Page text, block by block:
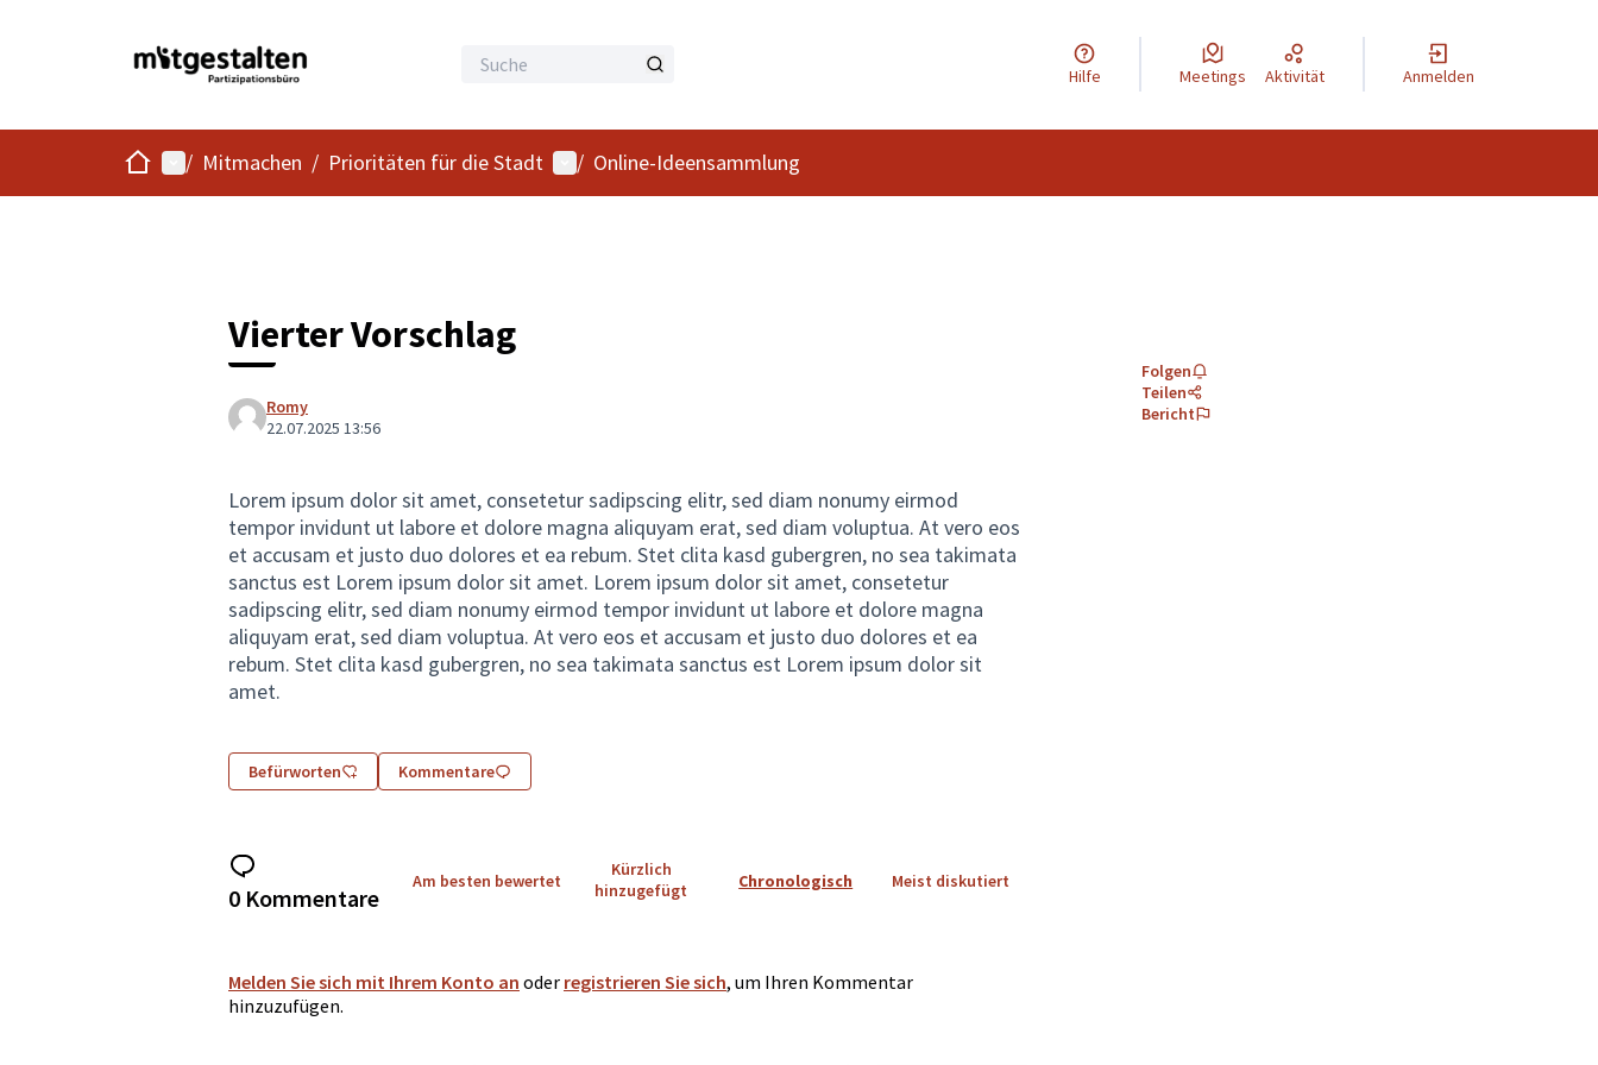
Hilfe Meetings Aktivität Anmelden
StartHauptmenü
/ Mitmachen / Prioritäten für die Stadt Benutzer-Menü
/ Online-Ideensammlung
Vierter Vorschlag
Romy
22.07.2025 13:56
Lorem ipsum dolor sit amet, consetetur sadipscing elitr, sed diam nonumy eirmod
tempor invidunt ut labore et dolore magna aliquyam erat, sed diam voluptua. At vero eos
et accusam et justo duo dolores et ea rebum. Stet clita kasd gubergren, no sea takimata
sanctus est Lorem ipsum dolor sit amet. Lorem ipsum dolor sit amet, consetetur
sadipscing elitr, sed diam nonumy eirmod tempor invidunt ut labore et dolore magna
aliquyam erat, sed diam voluptua. At vero eos et accusam et justo duo dolores et ea
rebum. Stet clita kasd gubergren, no sea takimata sanctus est Lorem ipsum dolor sit
amet.
Befürworten Kommentare
Folgen
Teilen
Bericht
0 Kommentare
Am besten bewertet
Kürzlich
hinzugefügt
Chronologisch Meist diskutiert
Melden Sie sich mit Ihrem Konto an oder registrieren Sie sich, um Ihren Kommentar
hinzuzufügen.